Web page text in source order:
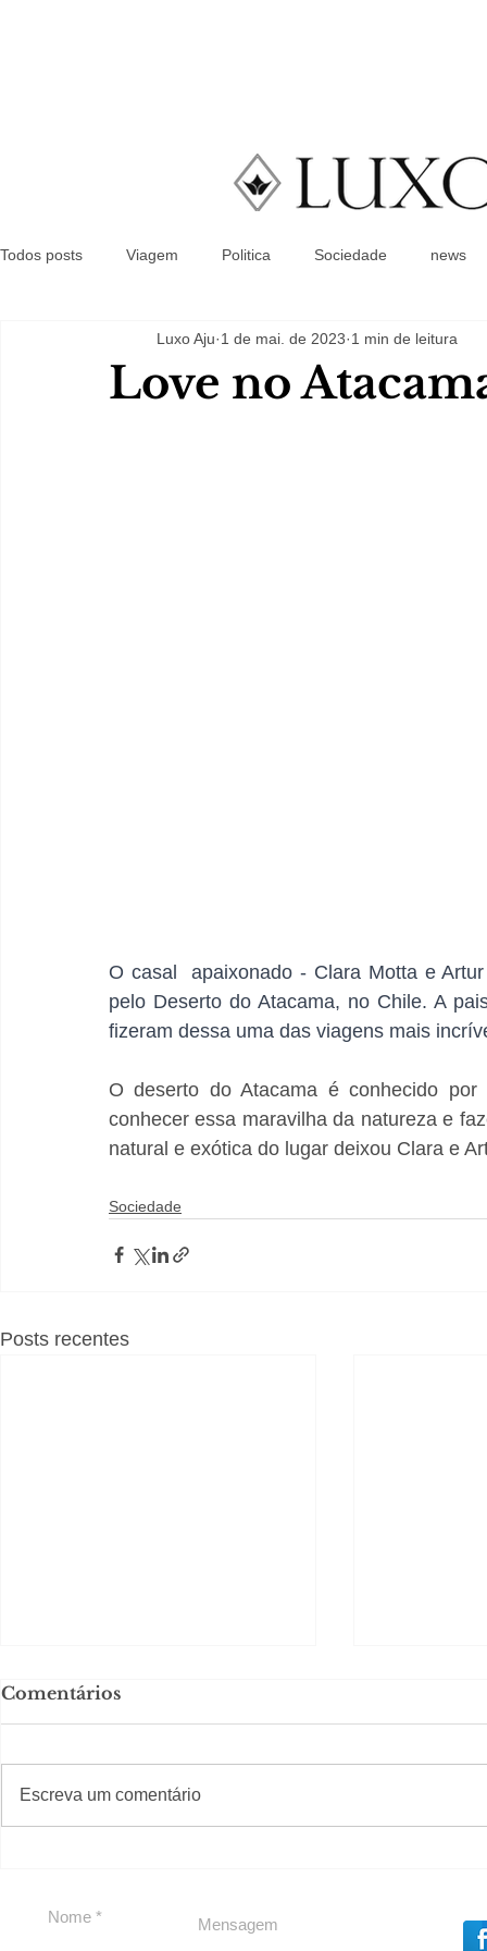
Todos posts Viagem Politica Sociedade news
Love no
Luxo Aju 1 de mai. de 2023 1 min de leitura
O casal  apaixonado - Clara Motta e
pelo Deserto do Atacama, no Chile. A
fizeram dessa uma das viagens mais
O deserto do Atacama é conhecido
conhecer essa maravilha da natureza e
natural e exótica do lugar deixou Clara e
Sociedade
Posts recentes
Solteirou!
Comentários
Escreva um comentário
#Sugestões